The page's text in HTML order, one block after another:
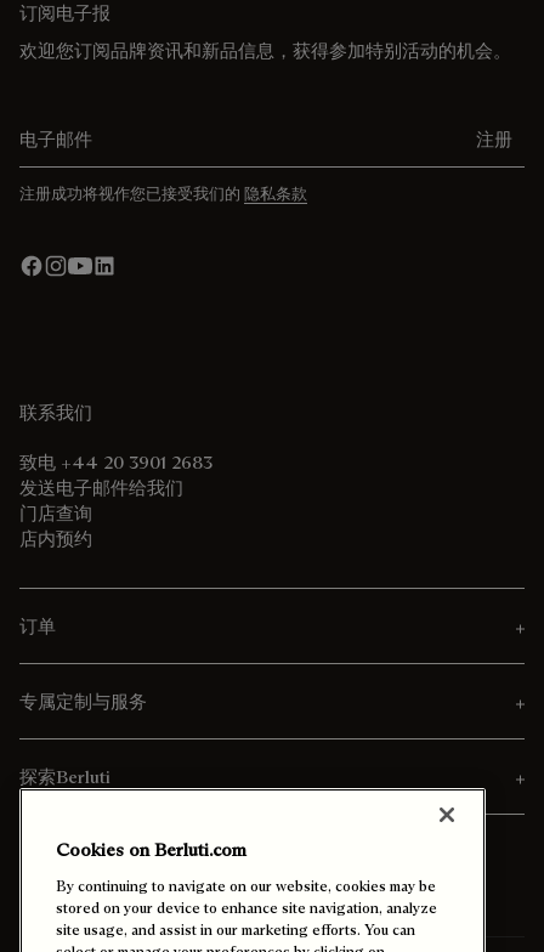
订阅电子报
欢迎您订阅品牌资讯和新品信息，获得参加特别活动的机会。
注册
注册成功将视作您已接受我们的 隐私条款
联系我们
致电 +44 20 3901 2683
发送电子邮件给我们
门店查询
店内预约
订单
专属定制与服务
探索Berluti
Cookies on Berluti.com
By continuing to navigate on our website, cookies may be
stored on your device to enhance site navigation, analyze
site usage, and assist in our marketing efforts. You can